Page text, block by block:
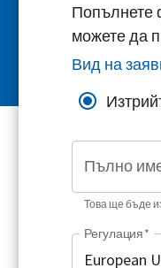
Попълнете
можете да
Вид на
Пълно
Това ще бъде
Регулация *